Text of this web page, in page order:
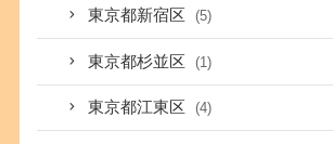
東京都新宿区 (5)
東京都杉並区 (1)
東京都江東区 (4)